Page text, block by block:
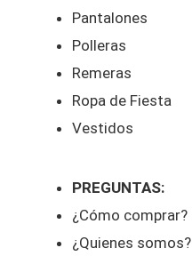
Pantalones
Polleras
Remeras
Ropa de Fiesta
Vestidos
PREGUNTAS:
¿Cómo comprar?
¿Quienes somos?